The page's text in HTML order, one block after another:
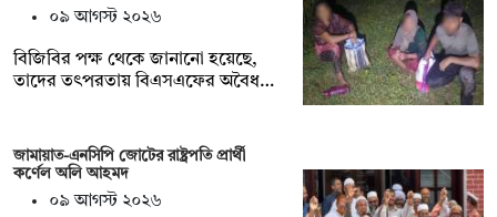
০৯ আগস্ট ২০২৬
বিজিবির পক্ষ থেকে জানানো হয়েছে,
তাদের তৎপরতায় বিএসএফের অবৈধ…
জামায়াত-এনসিপি জোটের রাষ্ট্রপতি প্রার্থী
কর্ণেল অলি আহমদ
০৯ আগস্ট ২০২৬